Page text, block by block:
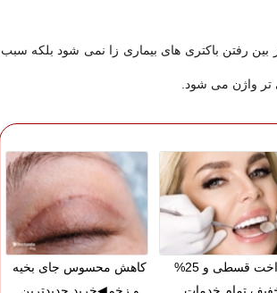
رفتن باکتری‌ های بیماری ‌زا نمی‌ شود بلکه سبب
‌تر واژن می‌ شود.
پرداخت قسطی و 25%
کاهش محسوس جای بخیه